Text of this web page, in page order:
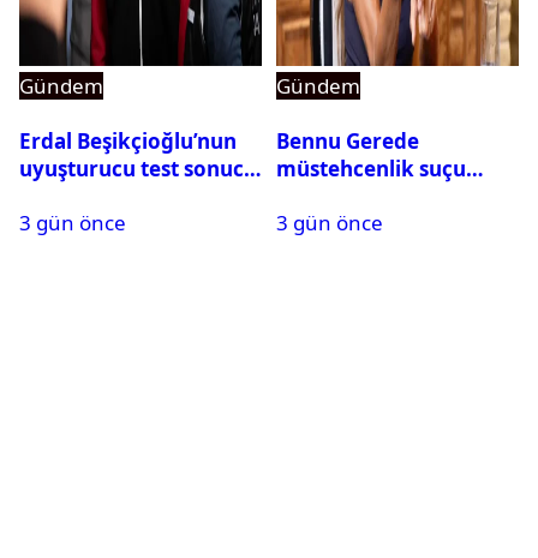
Gündem
Erdal Beşikçioğlu’nun
uyuşturucu test sonucu
3 gün önce
Gündem
Bennu Gerede
müstehcenlik suçu
alındı
3 gün önce